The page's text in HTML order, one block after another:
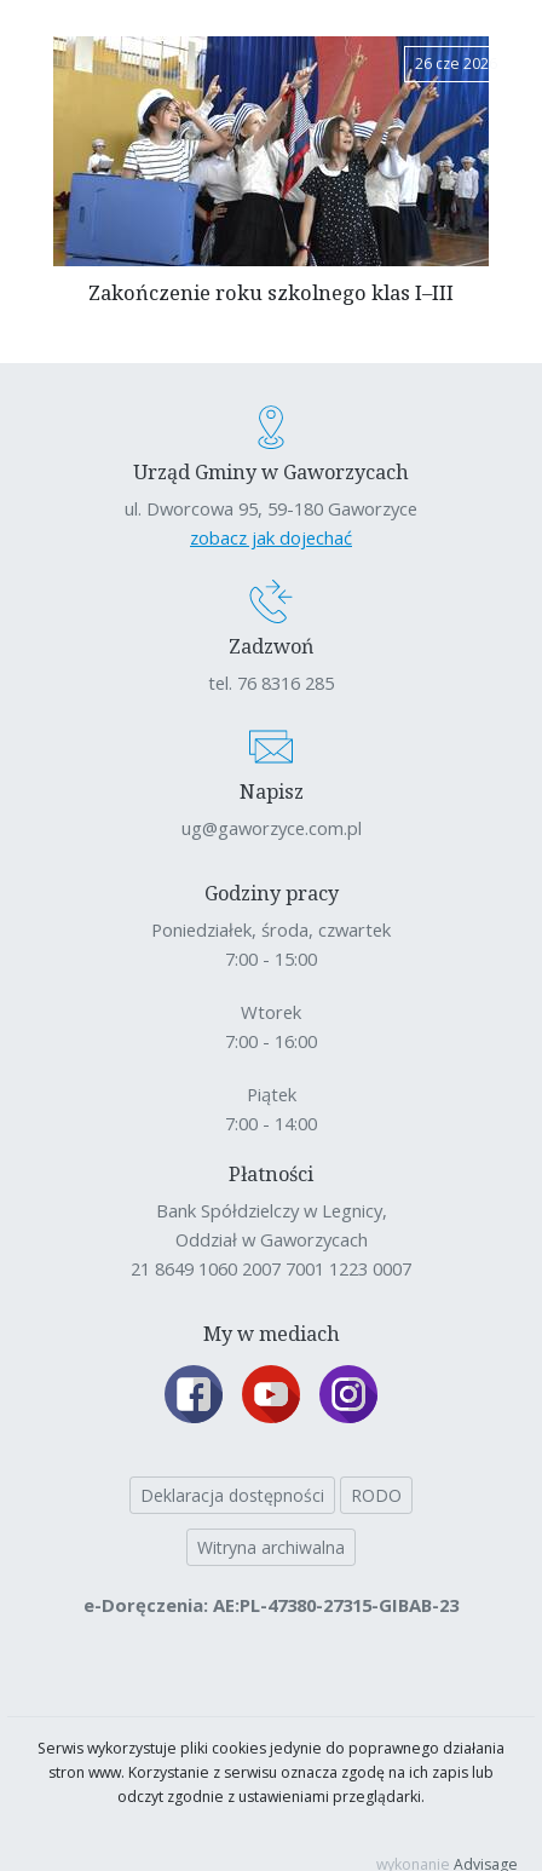
26 cze 2026
Zakończenie roku szkolnego klas I–III
Urząd Gminy w Gaworzycach
ul. Dworcowa 95, 59-180 Gaworzyce
zobacz jak dojechać
Zadzwoń
tel. 76 8316 285
Napisz
ug@gaworzyce.com.pl
Godziny pracy
Poniedziałek, środa, czwartek
7:00 - 15:00
Wtorek
7:00 - 16:00
Piątek
7:00 - 14:00
Płatności
Bank Spółdzielczy w Legnicy,
Oddział w Gaworzycach
21 8649 1060 2007 7001 1223 0007
My w mediach
Deklaracja dostępności RODO
Witryna archiwalna
e-Doręczenia: AE:PL-47380-27315-GIBAB-23
Serwis wykorzystuje pliki cookies jedynie do poprawnego działania
stron www. Korzystanie z serwisu oznacza zgodę na ich zapis lub
odczyt zgodnie z ustawieniami przeglądarki.
wykonanie Advisage